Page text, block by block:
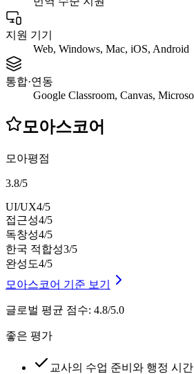
지원 기기
Web, Windows, Mac, iOS, Android
통합·연동
Google Classroom, Canvas,
모아스코어
모아평점
3.8/5
UI/UX4/5
접근성4/5
독창성4/5
한국 적합성3/5
완성도4/5
모아스코어 기준 보기
글로벌 평균 점수: 4.8/5.0
좋은 평가
교사의 수업 준비와 행정 시